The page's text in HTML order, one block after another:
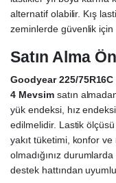
alternatif olabilir. Kış
zeminlerde güvenlik için
Satın Alma
Goodyear 225/
4 Mevsimsatın
yük endeksi, hız
edilmelidir. Lastik
yakıt tüketimi, konfor
olmadığınız
destek hattından